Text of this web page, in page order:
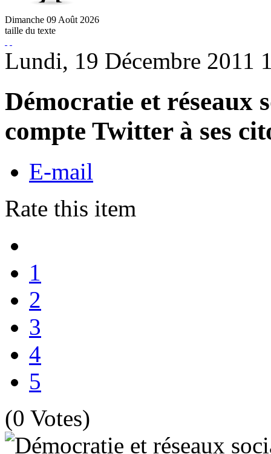
Dimanche 09 Août 2026
taille du texte
Lundi, 19 Décembre 2011
Démocratie et réseaux
compte Twitter à ses
E-mail
Rate this item
1
2
3
4
5
(0 Votes)